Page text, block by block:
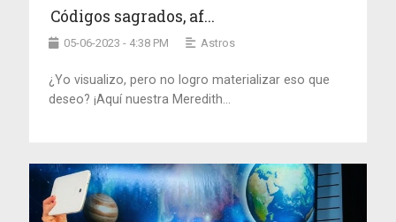
Códigos sagrados, af...
05-06-2023 - 4:38 PM Astros
¿Yo visualizo, pero no logro materializar eso que
deseo? ¡Aquí nuestra Meredith...